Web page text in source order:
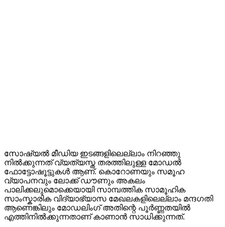
സോഷ്യൽ മീഡിയ ഇടങ്ങളിലെല്ലാം നിറഞ്ഞു
നിൽക്കുന്നത് വ്യത്യസ്ത തരത്തിലുള്ള മോഡൽ
ഫോട്ടോഷൂട്ടുകൾ ആണ്. കൊറോണയും സമൂഹ
വ്യാപനവും ലോക്ക് ഡൗണും അകലം
പാലിക്കലുമൊക്കെയായി സാമ്പത്തിക സാമൂഹിക
സാംസ്കാരിക വിദ്യാഭ്യാസ മേഖലകളിലെല്ലാം മന്ദഗതി
ആണെങ്കിലും മോഡലിംഗ് അതിന്റെ പൂർണ്ണതയിൽ
എത്തിനിൽക്കുന്നതാണ് കാണാൻ സാധിക്കുന്നത്.